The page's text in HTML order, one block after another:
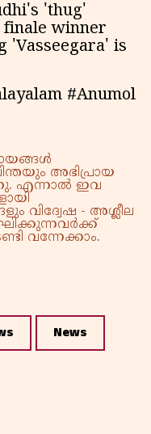
'thug'
finale winner
'Vasseegara' is
#Anumol
അഭിപ്രായ
എന്നാൽ ഇവ
വിദ്വേഷ - അശ്ലീല
വന്നേക്കാം.
News